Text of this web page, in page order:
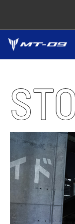
依
Super
Sport
YZF-R9
550+
YZF-R7
550+
依
Premium
TMAX
550+
XMAX
251~549
追蹤愛車
我的